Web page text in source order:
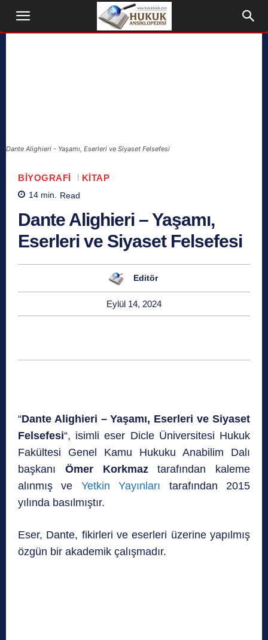
Dante Alighieri - Yaşamı, Eserleri ve Siyaset Felsefesi
BIYOGRAFI KITAP
14 min. Read
Dante Alighieri – Yaşamı,
Eserleri ve Siyaset Felsefesi
Editör
Eylül 14, 2024
“Dante Alighieri – Yaşamı, Eserleri ve Siyaset
Felsefesi“, isimli eser Dicle Üniversitesi Hukuk
Fakültesi Genel Kamu Hukuku Anabilim Dalı
başkanı Ömer Korkmaztarafından kaleme
alınmış ve Yetkin Yayınları tarafından 2015
yılında basılmıştır.
Eser, Dante, fikirleri ve eserleri üzerine yapılmış
özgün bir akademik çalışmadır.